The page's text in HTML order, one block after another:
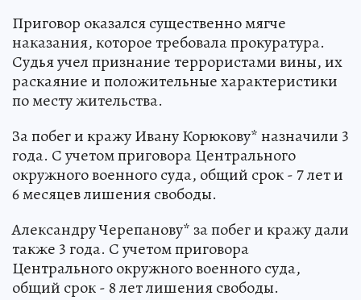
Приговор оказался существенно мягче
наказания, которое требовала прокуратура.
Судья учел признание террористами вины, их
раскаяние и положительные характеристики
по месту жительства.
За побег и кражу Ивану Корюкову* назначили 3
года. С учетом приговора Центрального
окружного военного суда, общий срок - 7 лет и
6 месяцев лишения свободы.
Александру Черепанову* за побег и кражу дали
также 3 года. С учетом приговора
Центрального окружного военного суда,
общий срок - 8 лет лишения свободы.